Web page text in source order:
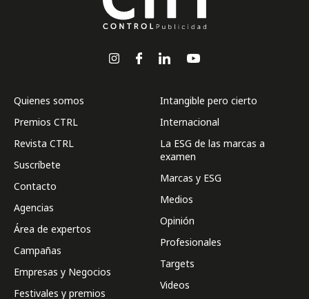
Quienes somos
Premios CTRL
Revista CTRL
Suscríbete
Contacto
Agencias
Área de expertos
Campañas
Empresas y Negocios
Festivales y premios
Intangible pero cierto
Internacional
La ESG de las marcas a
examen
Marcas y ESG
Medios
Opinión
Profesionales
Targets
Videos